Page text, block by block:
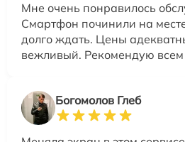
Мне очень понравилось
Смартфон починили на
долго ждать. Цены
вежливый. Рекомендую всем
Богомолов Глеб